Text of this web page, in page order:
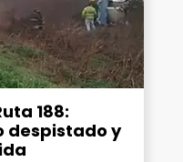
188:
despistado y